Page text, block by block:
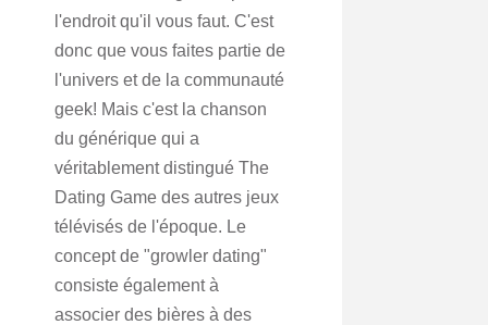
l'endroit qu'il vous faut. C'est
donc que vous faites partie de
l'univers et de la communauté
geek! Mais c'est la chanson
du générique qui a
véritablement distingué The
Dating Game des autres jeux
télévisés de l'époque. Le
concept de "growler dating"
consiste également à
associer des bières à des